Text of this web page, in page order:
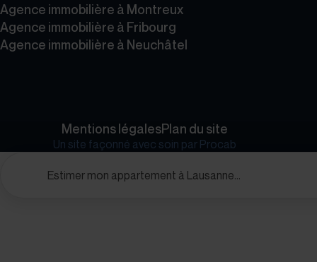
Agence immobilière à Montreux
Agence immobilière à Fribourg
Agence immobilière à Neuchâtel
Mentions légalesPlan du site
Un site façonné avec soin par Procab